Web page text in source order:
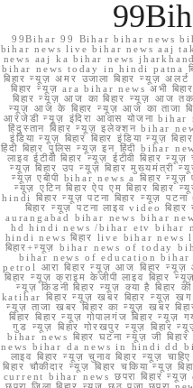
99Bihar 99 Bihar bihar news
bihar news live bihar news aaj
news aaj ka bihar news
bihar news today in hindi patna
बिहार न्यूज़ अमर उजाला बिहार न्यूज़
बिहार न्यूज़ ara bihar news अभी
बिहार न्यूज़ आज का बिहार न्यूज़ आज तक
न्यूज़ आज के बिहार न्यूज़ आज का ताजा
आरजेडी न्यूज़ इंदिरा आवास योजना bihar
हिंदुस्तान बिहार न्यूज़ इलेक्शन bihar
इंडिया न्यूज़ बिहार बिहार इंडिया न्यूज़
हिंदी बिहार पुलिस न्यूज़ इन हिंदी bihar
लाइव ईटीवी बिहार न्यूज़ ईटीवी बिहार
न्यूज़ बिहार उप न्यूज़ बिहार मुख्यमंत्री न्यूज़
न्यूज़ एबीपी bihar news a बिहार
न्यूज़ एटिन बिहार ऐप एम बिहार
hindi बिहार न्यूज़ पटना बिहार न्यूज़
बिहार न्यूज़ पटना लाइव video
aurangabad bihar news bihar
hd hindi news /bihar etv bihar
hindi news बिहार live bihar news
बिहार+न्यूज़ bihar news of today
bihar news of education
petrol आरा बिहार न्यूज़ आज बिहार न्यूज़
बिहार न्यूज़ क्राइम केजीपी लाइव बिहार
न्यूज़ किडनी बिहार न्यूज़ क्या है
katihar बिहार न्यूज़ खबर बिहार न्यूज़
न्यूज़ ताजा खबर बिहार का न्यूज़ खबर
बिहार बिहार न्यूज़ गोपालगंज बिहार न्यूज़
गुड न्यूज़ बिहार गोरखपुर न्यूज़ बिहार
bihar news बिहार घटना न्यूज़ जी
news bihar da news in hindi dd
लाइव बिहार न्यूज़ चुनाव बिहार न्यूज़
बिहार चौकीदार न्यूज़ बिहार चकिया न्यूज़
current bihar news छपरा बिहार